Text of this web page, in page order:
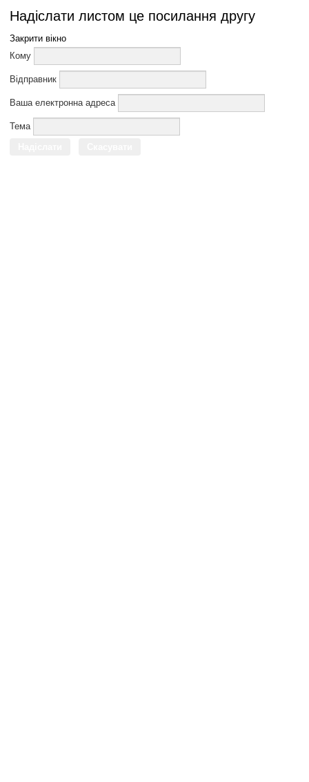
Надіслати листом це посилання другу
Закрити вікно
Кому
Відправник
Ваша електронна адреса
Тема